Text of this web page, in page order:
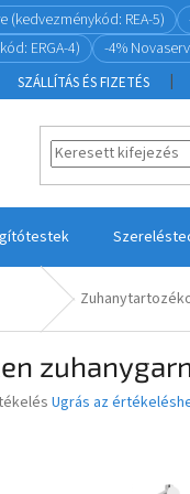
(kedvezménykód: REA-5)
ERGA-4)
-4%
SZÁLLÍTÁS ÉS FIZETÉS
Ugrás az